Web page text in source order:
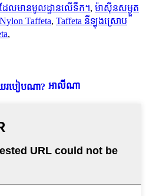
ដែលមានមូលដ្ឋានលើទឹក។, ម៉ាស៊ីនសម្ងួត
Taffeta, Taffeta នីឡុងស្រោប
,
អាលីណា